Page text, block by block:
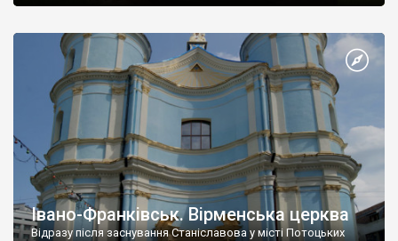
Івано-Франківськ. Вірменська церква
Відразу після заснування Станіславова у місті Потоцьких